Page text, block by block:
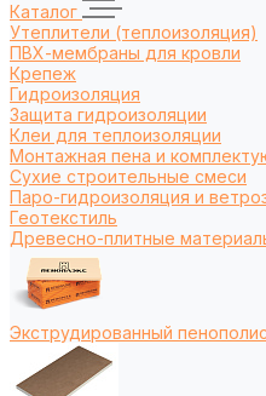
Каталог
Утеплители (теплоизоляция)
ПВХ-мембраны для кровли
Крепеж
Гидроизоляция
Защита гидроизоляции
Клеи для теплоизоляции
Монтажная пена и
Сухие строительные смеси
Паро-гидроизоляция и
Геотекстиль
Древесно-плитные
Экструдированный